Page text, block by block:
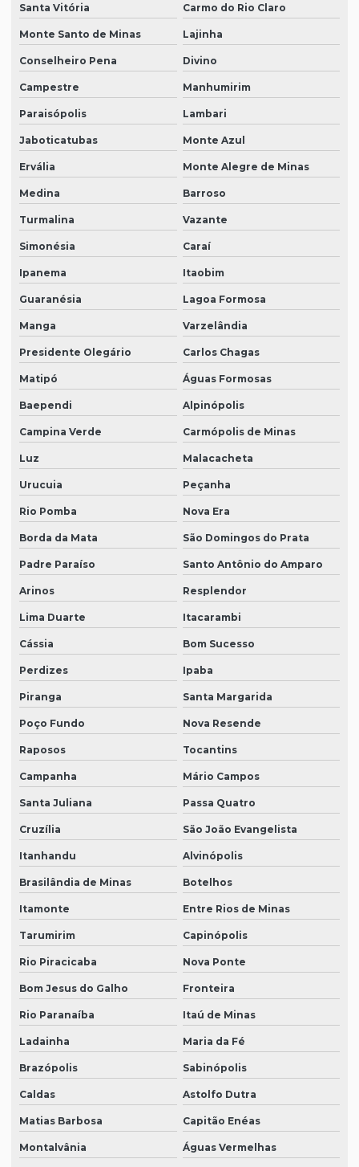
Santa Vitória Carmo do Rio Claro
Monte Santo de Minas Lajinha
Conselheiro Pena Divino
Campestre Manhumirim
Paraisópolis Lambari
Jaboticatubas Monte Azul
Ervália Monte Alegre de Minas
Medina Barroso
Turmalina Vazante
Simonésia Caraí
Ipanema Itaobim
Guaranésia Lagoa Formosa
Manga Varzelândia
Presidente Olegário Carlos Chagas
Matipó Águas Formosas
Baependi Alpinópolis
Campina Verde Carmópolis de Minas
Luz Malacacheta
Urucuia Peçanha
Rio Pomba Nova Era
Borda da Mata São Domingos do Prata
Padre Paraíso Santo Antônio do Amparo
Arinos Resplendor
Lima Duarte Itacarambi
Cássia Bom Sucesso
Perdizes Ipaba
Piranga Santa Margarida
Poço Fundo Nova Resende
Raposos Tocantins
Campanha Mário Campos
Santa Juliana Passa Quatro
Cruzília São João Evangelista
Itanhandu Alvinópolis
Brasilândia de Minas Botelhos
Itamonte Entre Rios de Minas
Tarumirim Capinópolis
Rio Piracicaba Nova Ponte
Bom Jesus do Galho Fronteira
Rio Paranaíba Itaú de Minas
Ladainha Maria da Fé
Brazópolis Sabinópolis
Caldas Astolfo Dutra
Matias Barbosa Capitão Enéas
Montalvânia Águas Vermelhas